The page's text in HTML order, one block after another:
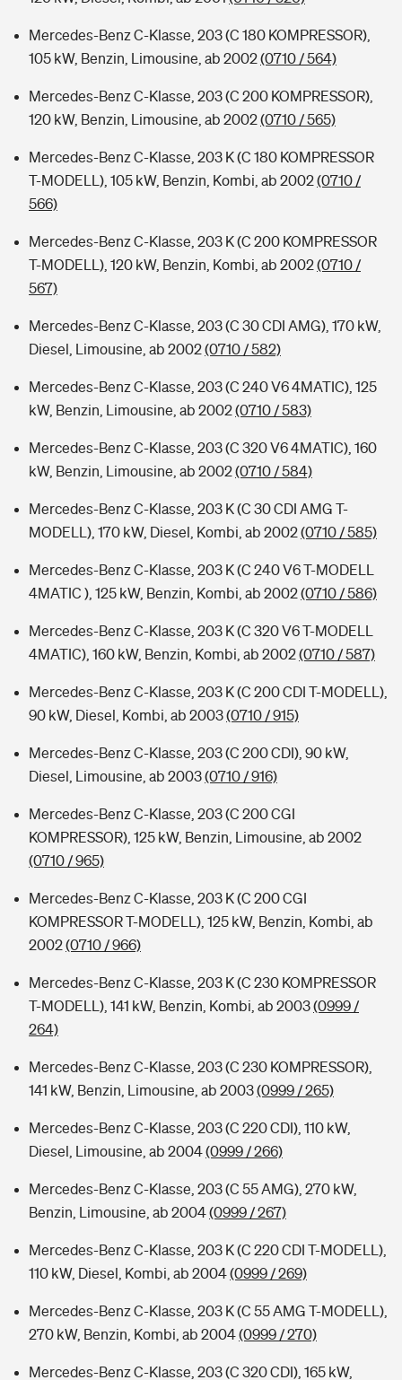
Mercedes-Benz C-Klasse, 203 (C 180 KOMPRESSOR),
105 kW, Benzin, Limousine, ab 2002(0710 / 564)
Mercedes-Benz C-Klasse, 203 (C 200 KOMPRESSOR),
120 kW, Benzin, Limousine, ab 2002(0710 / 565)
Mercedes-Benz C-Klasse, 203 K (C 180 KOMPRESSOR
T-MODELL), 105 kW, Benzin, Kombi, ab 2002(0710 /
566)
Mercedes-Benz C-Klasse, 203 K (C 200 KOMPRESSOR
T-MODELL), 120 kW, Benzin, Kombi, ab 2002(0710 /
567)
Mercedes-Benz C-Klasse, 203 (C 30 CDI AMG), 170 kW,
Diesel, Limousine, ab 2002(0710 / 582)
Mercedes-Benz C-Klasse, 203 (C 240 V6 4MATIC), 125
kW, Benzin, Limousine, ab 2002(0710 / 583)
Mercedes-Benz C-Klasse, 203 (C 320 V6 4MATIC), 160
kW, Benzin, Limousine, ab 2002(0710 / 584)
Mercedes-Benz C-Klasse, 203 K (C 30 CDI AMG T-
MODELL), 170 kW, Diesel, Kombi, ab 2002(0710 / 585)
Mercedes-Benz C-Klasse, 203 K (C 240 V6 T-MODELL
4MATIC ), 125 kW, Benzin, Kombi, ab 2002(0710 / 586)
Mercedes-Benz C-Klasse, 203 K (C 320 V6 T-MODELL
4MATIC), 160 kW, Benzin, Kombi, ab 2002(0710 / 587)
Mercedes-Benz C-Klasse, 203 K (C 200 CDI T-MODELL),
90 kW, Diesel, Kombi, ab 2003(0710 / 915)
Mercedes-Benz C-Klasse, 203 (C 200 CDI), 90 kW,
Diesel, Limousine, ab 2003(0710 / 916)
Mercedes-Benz C-Klasse, 203 (C 200 CGI
KOMPRESSOR), 125 kW, Benzin, Limousine, ab 2002
(0710 / 965)
Mercedes-Benz C-Klasse, 203 K (C 200 CGI
KOMPRESSOR T-MODELL), 125 kW, Benzin, Kombi, ab
2002(0710 / 966)
Mercedes-Benz C-Klasse, 203 K (C 230 KOMPRESSOR
T-MODELL), 141 kW, Benzin, Kombi, ab 2003(0999 /
264)
Mercedes-Benz C-Klasse, 203 (C 230 KOMPRESSOR),
141 kW, Benzin, Limousine, ab 2003(0999 / 265)
Mercedes-Benz C-Klasse, 203 (C 220 CDI), 110 kW,
Diesel, Limousine, ab 2004(0999 / 266)
Mercedes-Benz C-Klasse, 203 (C 55 AMG), 270 kW,
Benzin, Limousine, ab 2004(0999 / 267)
Mercedes-Benz C-Klasse, 203 K (C 220 CDI T-MODELL),
110 kW, Diesel, Kombi, ab 2004(0999 / 269)
Mercedes-Benz C-Klasse, 203 K (C 55 AMG T-MODELL),
270 kW, Benzin, Kombi, ab 2004(0999 / 270)
Mercedes-Benz C-Klasse, 203 (C 320 CDI), 165 kW,